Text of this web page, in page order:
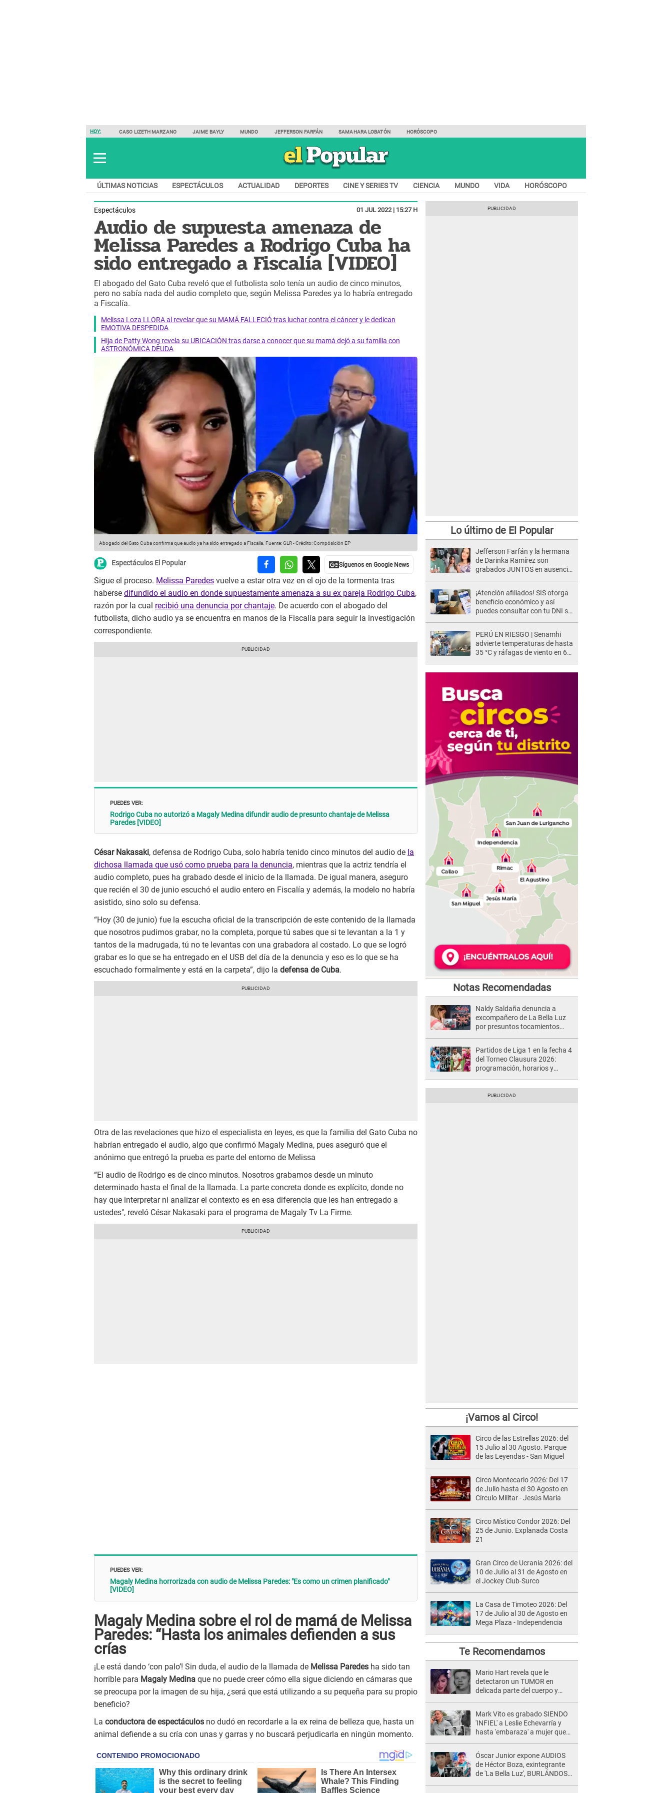
HOY: CASO LIZETH MARZANO JAIME BAYLY MUNDO JEFFERSON FARFÁN SAMAHARA LOBATÓN HORÓSCOPO
ÚLTIMAS NOTICIAS ESPECTÁCULOS ACTUALIDAD DEPORTES CINE Y SERIES TV CIENCIA MUNDO VIDA HORÓSCOPO
Espectáculos 01 JUL 2022 | 15:27 H
Audio de supuesta amenaza de
Melissa Paredes a Rodrigo Cuba ha
sido entregado a Fiscalía [VIDEO]
El abogado del Gato Cuba reveló que el futbolista solo tenía un audio de cinco minutos,
pero no sabía nada del audio completo que, según Melissa Paredes ya lo habría entregado
a Fiscalía.
Melissa Loza LLORA al revelar que su MAMÁ FALLECIÓ tras luchar contra el cáncer y le dedican
EMOTIVA DESPEDIDA
Hija de Patty Wong revela su UBICACIÓN tras darse a conocer que su mamá dejó a su familia con
ASTRONÓMICA DEUDA
Abogado del Gato Cuba confirma que audio ya ha sido entregado a Fiscalía. Fuente: GLR-Crédito: Compósición EP
Espectáculos El Popular
Sigue el proceso. Melissa Paredes vuelve a estar otra vez en el ojo de la tormenta tras
haberse difundido el audio en donde supuestamente amenaza a su ex pareja Rodrigo Cuba,
razón por la cual recibió una denuncia por chantaje. De acuerdo con el abogado del
futbolista, dicho audio ya se encuentra en manos de la Fiscalía para seguir la investigación
correspondiente.
PUEDES VER:
Rodrigo Cuba no autorizó a Magaly Medina difundir audio de presunto chantaje de Melissa
Paredes [VIDEO]
César Nakasaki, defensa de Rodrigo Cuba, solo habría tenido cinco minutos del audio de la
dichosa llamada que usó como prueba para la denuncia, mientras que la actriz tendría el
audio completo, pues ha grabado desde el inicio de la llamada. De igual manera, aseguro
que recién el 30 de junio escuchó el audio entero en Fiscalía y además, la modelo no habría
asistido, sino solo su defensa.
“Hoy (30 de junio) fue la escucha oficial de la transcripción de este contenido de la llamada
que nosotros pudimos grabar, no la completa, porque tú sabes que si te levantan a la 1 y
tantos de la madrugada, tú no te levantas con una grabadora al costado. Lo que se logró
grabar es lo que se ha entregado en el USB del día de la denuncia y eso es lo que se ha
escuchado formalmente y está en la carpeta”, dijo la defensa de Cuba.
Otra de las revelaciones que hizo el especialista en leyes, es que la familia del Gato Cuba no
habrían entregado el audio, algo que confirmó Magaly Medina, pues aseguró que el
anónimo que entregó la prueba es parte del entorno de Melissa
“El audio de Rodrigo es de cinco minutos. Nosotros grabamos desde un minuto
determinado hasta el final de la llamada. La parte concreta donde es explícito, donde no
hay que interpretar ni analizar el contexto es en esa diferencia que les han entregado a
ustedes", reveló César Nakasaki para el programa de Magaly Tv La Firme.
PUEDES VER:
Magaly Medina horrorizada con audio de Melissa Paredes: "Es como un crimen planificado"
[VIDEO]
Magaly Medina sobre el rol de mamá de Melissa
Paredes: “Hasta los animales defienden a sus
crías
¡Le está dando ‘con palo’! Sin duda, el audio de la llamada de Melissa Paredes ha sido tan
horrible para Magaly Medina que no puede creer cómo ella sigue diciendo en cámaras que
se preocupa por la imagen de su hija, ¿será que está utilizando a su pequeña para su propio
beneficio?
La conductora de espectáculos no dudó en recordarle a la ex reina de belleza que, hasta un
animal defiende a su cría con unas y garras y no buscará perjudicarla en ningún momento.
Lo último de El Popular
Jefferson Farfán y la hermana
de Darinka Ramírez son
grabados JUNTOS en ausencia
¡Atención afiliados! SIS otorga
beneficio económico y así
puedes consultar con tu DNI si
PERÚ EN RIESGO | Senamhi
advierte temperaturas de hasta
35 °C y ráfagas de viento en 6
Notas Recomendadas
Naldy Saldaña denuncia a
excompañero de La Bella Luz
por presuntos tocamientos
Partidos de Liga 1 en la fecha 4
del Torneo Clausura 2026:
programación, horarios y
¡Vamos al Circo!
Circo de las Estrellas 2026: del
15 Julio al 30 Agosto. Parque
de las Leyendas - San Miguel
Circo Montecarlo 2026: Del 17
de Julio hasta el 30 Agosto en
Círculo Militar - Jesús María
Circo Místico Condor 2026: Del
25 de Junio. Explanada Costa
21
Gran Circo de Ucrania 2026: del
10 de Julio al 31 de Agosto en
el Jockey Club-Surco
La Casa de Timoteo 2026: Del
17 de Julio al 30 de Agosto en
Mega Plaza - Independencia
Te Recomendamos
Mario Hart revela que le
detectaron un TUMOR en
delicada parte del cuerpo y
Mark Vito es grabado SIENDO
'INFIEL' a Leslie Echevarría y
hasta 'embaraza' a mujer que
desgraciado! "
Óscar Junior expone AUDIOS
de Héctor Boza, exintegrante
de 'La Bella Luz', BURLÁNDOSE